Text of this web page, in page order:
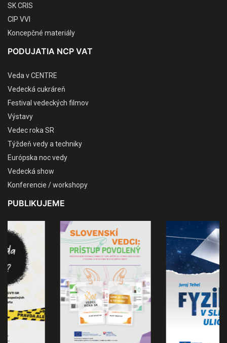
SK CRIS
CIP VVI
Koncepčné materiály
PODUJATIA NCP VAT
Veda v CENTRE
Vedecká cukráreň
Festival vedeckých filmov
Výstavy
Vedec roka SR
Týždeň vedy a techniky
Európska noc vedy
Vedecká show
Konferencie / workshopy
PUBLIKUJEME